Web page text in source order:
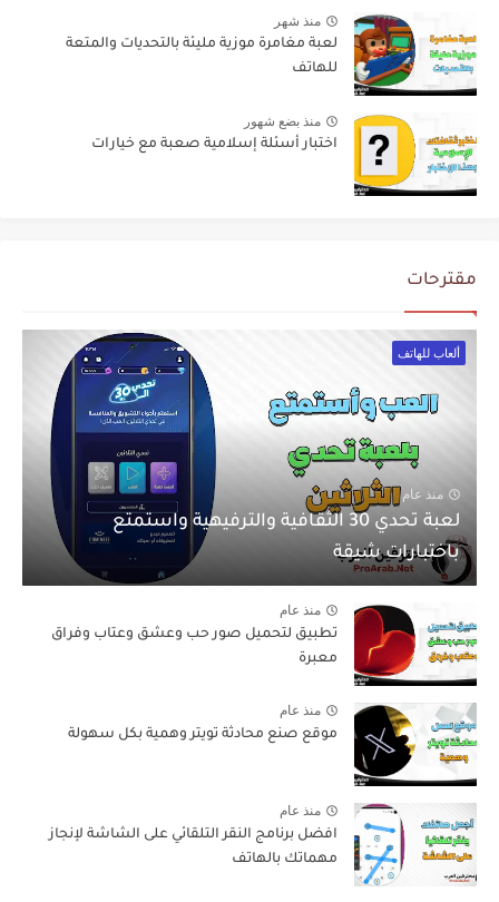
منذ شهر
لعبة مغامرة موزية مليئة بالتحديات والمتعة
للهاتف
منذ بضع شهور
اختبار أسئلة إسلامية صعبة مع خيارات
مقترحات
ألعاب للهاتف
منذ عام
لعبة تحدي 30 الثقافية والترفيهية واستمتع
باختبارات شيقة
منذ عام
تطبيق لتحميل صور حب وعشق وعتاب وفراق
معبرة
منذ عام
موقع صنع محادثة تويتر وهمية بكل سهولة
منذ عام
افضل برنامج النقر التلقائي على الشاشة لإنجاز
مهماتك بالهاتف